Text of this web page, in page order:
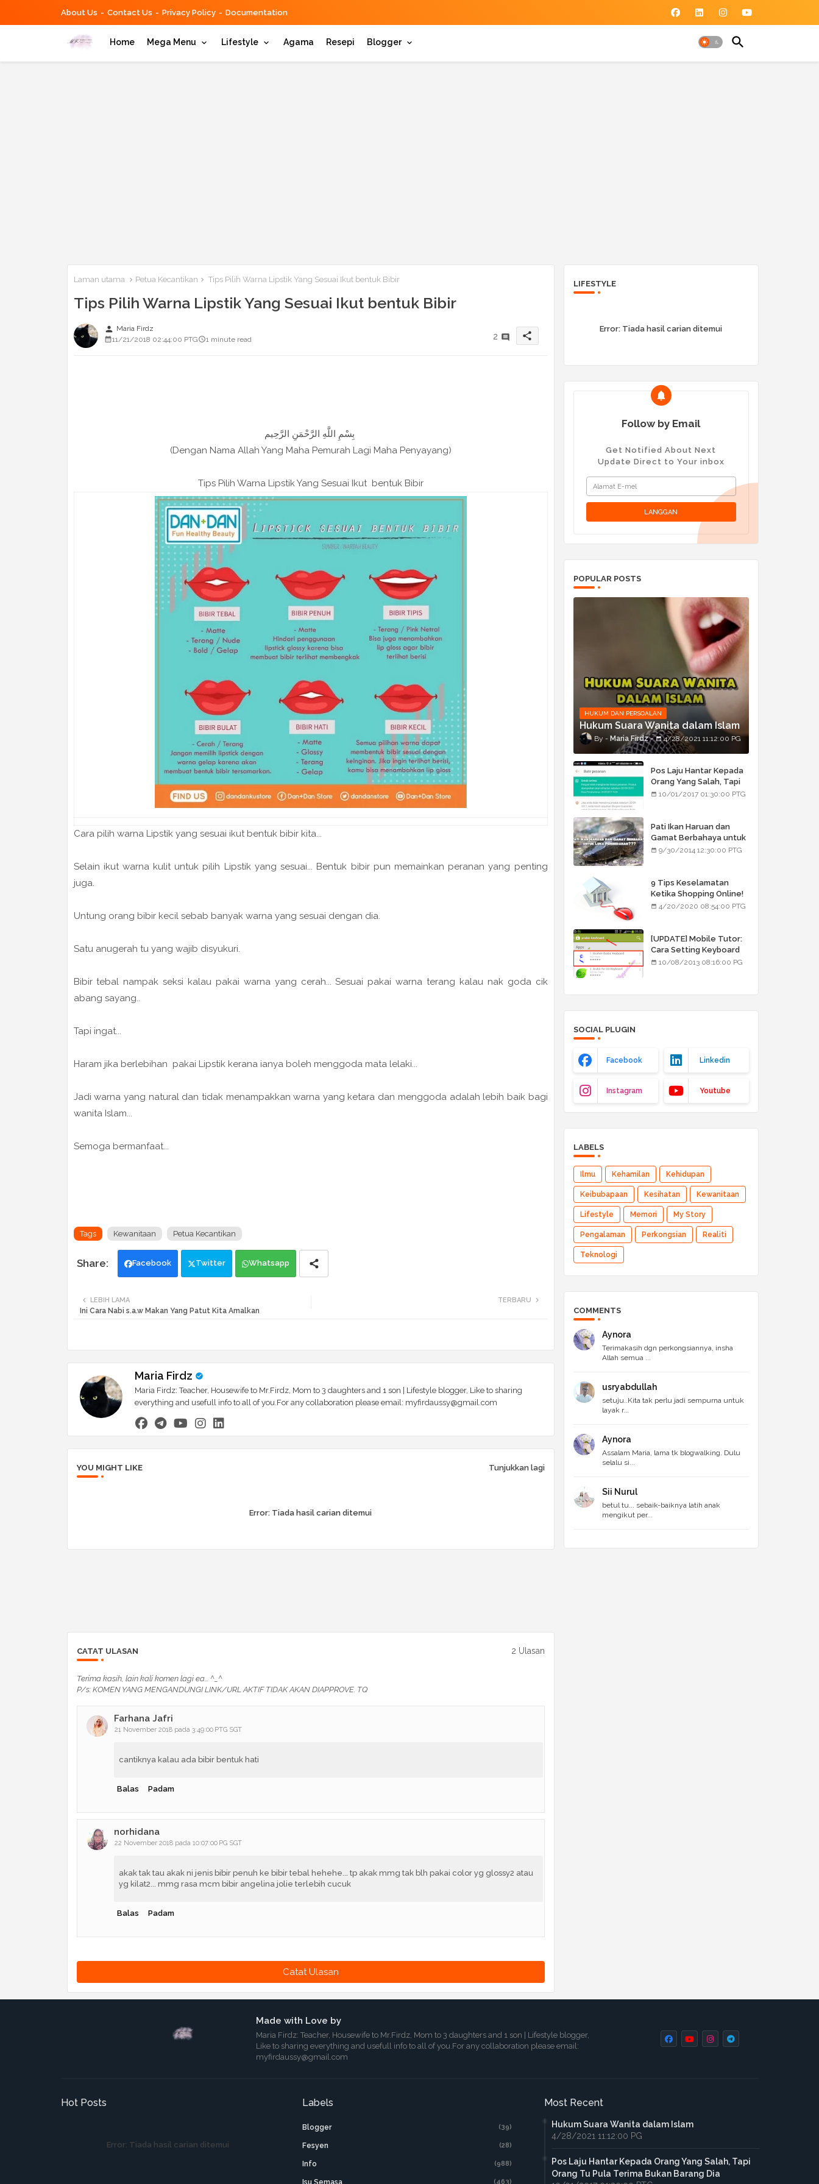
About Us Contact Us Privacy Policy Documentation
Home Mega Menu Lifestyle Agama Resepi Blogger
Laman utama Petua Kecantikan Tips Pilih Warna Lipstik Yang Sesuai Ikut bentuk Bibir
Tips Pilih Warna Lipstik Yang Sesuai Ikut bentuk Bibir
person Maria Firdz
11/21/2018 02:44:00 PTG
1 minute read 2 share
(Dengan Nama Allah Yang Maha Pemurah Lagi Maha Penyayang)
Tips Pilih Warna Lipstik Yang Sesuai Ikut bentuk Bibir
Cara pilih warna Lipstik yang sesuai ikut bentuk bibir kita...
Selain ikut warna kulit untuk pilih Lipstik yang sesuai... Bentuk bibir pun memainkan peranan yang penting
juga.
Untung orang bibir kecil sebab banyak warna yang sesuai dengan dia.
Satu anugerah tu yang wajib disyukuri.
Bibir tebal nampak seksi kalau pakai warna yang cerah... Sesuai pakai warna terang kalau nak goda cik
abang sayang..
Tapi ingat...
Haram jika berlebihan pakai Lipstik kerana ianya boleh menggoda mata lelaki...
Jadi warna yang natural dan tidak menampakkan warna yang ketara dan menggoda adalah lebih baik bagi
wanita Islam...
Semoga bermanfaat...
Tags Kewanitaan Petua Kecantikan
Facebook Twitter Whatsapp
TERBARU
LEBIH LAMA
Ini Cara Nabi s.a.w Makan Yang Patut Kita Amalkan
Maria Firdz
Maria Firdz: Teacher, Housewife to Mr.Firdz, Mom to 3 daughters and 1 son | Lifestyle blogger, Like to sharing
everything and usefull info to all of you.For any collaboration please email: myfirdaussy@gmail.com
YOU MIGHT LIKE Tunjukkan lagi
Error: Tiada hasil carian ditemui
CATAT ULASAN 2 Ulasan
Terima kasih, lain kali komen lagi ea... ^_^
P/s: KOMEN YANG MENGANDUNGI LINK/URL AKTIF TIDAK AKAN DIAPPROVE. TQ
Farhana Jafri
21 November 2018 pada 3:49:00 PTG SGT
cantiknya kalau ada bibir bentuk hati
Balas Padam
norhidana
22 November 2018 pada 10:07:00 PG SGT
akak tak tau akak ni jenis bibir penuh ke bibir tebal hehehe... tp akak mmg tak blh pakai color yg glossy2 atau
yg kilat2... mmg rasa mcm bibir angelina jolie terlebih cucuk
Balas Padam
Catat Ulasan
LIFESTYLE
Error: Tiada hasil carian ditemui
Follow by Email
Get Notified About Next
Update Direct to Your inbox
POPULAR POSTS
HUKUM DAN PERSOALAN
Hukum Suara Wanita dalam Islam
Maria Firdz 4/28/2021 11:12:00 PG
Pos Laju Hantar Kepada
Orang Yang Salah, Tapi
Orang Tu Pula Terima
10/01/2017 01:30:00 PTG
Pati Ikan Haruan dan
Gamat Berbahaya untuk
Luka Pembedahan???
9/30/2014 12:30:00 PTG
9 Tips Keselamatan
Ketika Shopping Online!
4/20/2020 08:54:00 PTG
[UPDATE] Mobile Tutor:
Cara Setting Keyboard
Arab/Jawi
10/08/2013 08:16:00 PG
SOCIAL PLUGIN
Facebook Linkedin
Instagram Youtube
LABELS
Ilmu Kehamilan Kehidupan
Keibubapaan Kesihatan Kewanitaan
Lifestyle Memori My Story
Pengalaman Perkongsian Realiti
Teknologi
COMMENTS
Aynora
Terimakasih dgn perkongsiannya, insha
Allah semua ...
usryabdullah
setuju..Kita tak perlu jadi sempurna untuk
layak r...
Aynora
Assalam Maria, lama tk blogwalking. Dulu
selalu si...
Sii Nurul
betul tu... sebaik-baiknya latih anak
mengikut per...
Made with Love by
Maria Firdz: Teacher, Housewife to Mr.Firdz, Mom to 3 daughters and 1 son | Lifestyle blogger,
Like to sharing everything and usefull info to all of you.For any collaboration please email:
myfirdaussy@gmail.com
Hot Posts
Error: Tiada hasil carian ditemui
Labels
Blogger (39)
Fesyen (28)
Info (988)
Isu Semasa (463)
Most Recent
Hukum Suara Wanita dalam Islam
4/28/2021 11:12:00 PG
Pos Laju Hantar Kepada Orang Yang Salah, Tapi
Orang Tu Pula Terima Bukan Barang Dia